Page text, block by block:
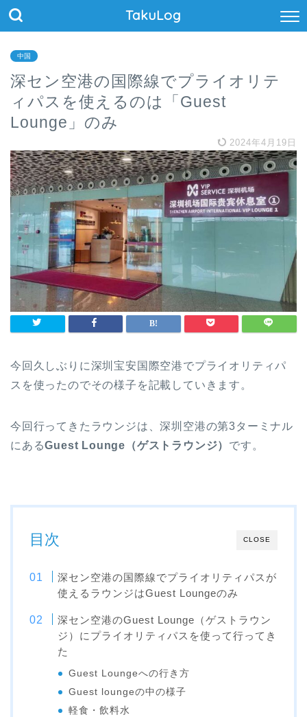
TakuLog
中国
深セン空港の国際線でプライオリテ
ィパスを使えるのは「Guest
Lounge」のみ
2024年4月19日
今回久しぶりに深圳宝安国際空港でプライオリティパ
スを使ったのでその様子を記載していきます。
今回行ってきたラウンジは、深圳空港の第3ターミナル
にあるGuest Lounge（ゲストラウンジ） です。
CLOSE
目次
深セン空港の国際線でプライオリティパスが
使えるラウンジはGuest Loungeのみ
深セン空港のGuest Lounge（ゲストラウン
ジ）にプライオリティパスを使って行ってき
た
Guest Loungeへの行き方
Guest loungeの中の様子
軽食・飲料水